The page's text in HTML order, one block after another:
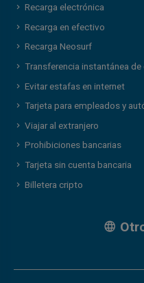
Recarga electrónica
Recarga en efectivo
Recarga Neosurf
Transferencia instantánea de
Evitar estafas en internet
Tarjeta para empleados y
Viajar al extranjero
Prohibiciones bancarias
Tarjeta sin cuenta bancaria
Billetera cripto